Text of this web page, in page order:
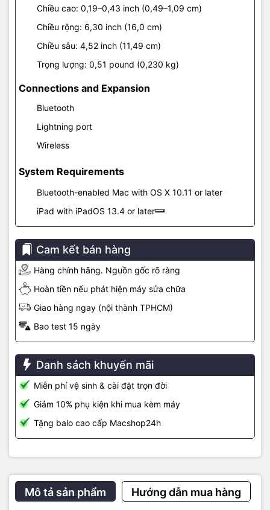
Chiều cao: 0,19–0,43 inch (0,49–1,09 cm)
Chiều rộng: 6,30 inch (16,0 cm)
Chiều sâu: 4,52 inch (11,49 cm)
Trọng lượng: 0,51 pound (0,230 kg)
Connections and Expansion
Bluetooth
Lightning port
Wireless
System Requirements
Bluetooth-enabled Mac with OS X 10.11 or later
iPad with iPadOS 13.4 or later
Cam kết bán hàng
Hàng chính hãng. Nguồn gốc rõ ràng
Hoàn tiền nếu phát hiện máy sửa chữa
Giao hàng ngay (nội thành TPHCM)
Bao test 15 ngày
Danh sách khuyến mãi
Miễn phí vệ sinh & cài đặt trọn đời
Giảm 10% phụ kiện khi mua kèm máy
Tặng balo cao cấp Macshop24h
Mô tả sản phẩm Hướng dẫn mua hàng
Mọi chi tiết các bạn có thể liên hệ :
Macshop24h.vn - SIÊU THỊ LINH KIỆN MACBOOK
Chuyên Phân Phối Linh Kiện Chính Hãng
Địa chỉ: 570 Nguyễn Đình Chiểu Phường 4 Quận 3 TP.HCM
Email: macbookshop24h@gmail.com